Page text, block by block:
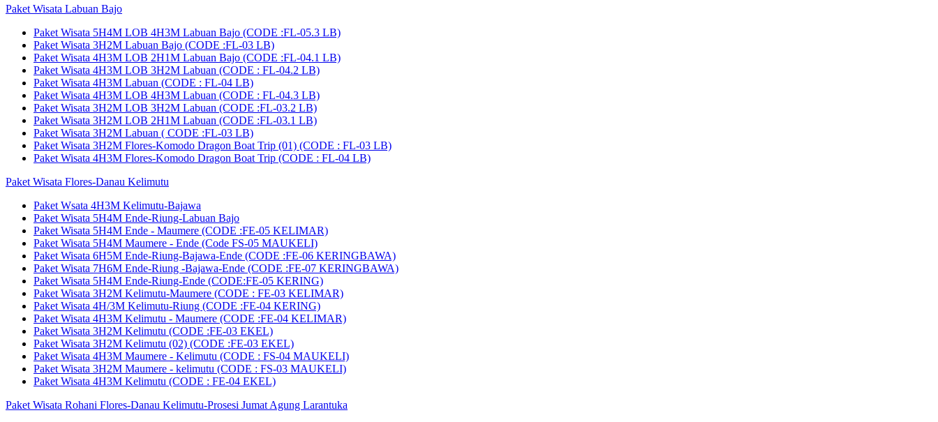
Paket Wisata Labuan Bajo
Paket Wisata 5H4M LOB 4H3M Labuan Bajo (CODE :FL-05.3 LB)
Paket Wisata 3H2M Labuan Bajo (CODE :FL-03 LB)
Paket Wisata 4H3M LOB 2H1M Labuan Bajo (CODE :FL-04.1 LB)
Paket Wisata 4H3M LOB 3H2M Labuan (CODE : FL-04.2 LB)
Paket Wisata 4H3M Labuan (CODE : FL-04 LB)
Paket Wisata 4H3M LOB 4H3M Labuan (CODE : FL-04.3 LB)
Paket Wisata 3H2M LOB 3H2M Labuan (CODE :FL-03.2 LB)
Paket Wisata 3H2M LOB 2H1M Labuan (CODE :FL-03.1 LB)
Paket Wisata 3H2M Labuan ( CODE :FL-03 LB)
Paket Wisata 3H2M Flores-Komodo Dragon Boat Trip (01) (CODE : FL-03 LB)
Paket Wisata 4H3M Flores-Komodo Dragon Boat Trip (CODE : FL-04 LB)
Paket Wisata Flores-Danau Kelimutu
Paket Wsata 4H3M Kelimutu-Bajawa
Paket Wisata 5H4M Ende-Riung-Labuan Bajo
Paket Wisata 5H4M Ende - Maumere (CODE :FE-05 KELIMAR)
Paket Wisata 5H4M Maumere - Ende (Code FS-05 MAUKELI)
Paket Wisata 6H5M Ende-Riung-Bajawa-Ende (CODE :FE-06 KERINGBAWA)
Paket Wisata 7H6M Ende-Riung -Bajawa-Ende (CODE :FE-07 KERINGBAWA)
Paket Wisata 5H4M Ende-Riung-Ende (CODE:FE-05 KERING)
Paket Wisata 3H2M Kelimutu-Maumere (CODE : FE-03 KELIMAR)
Paket Wisata 4H/3M Kelimutu-Riung (CODE :FE-04 KERING)
Paket Wisata 4H3M Kelimutu - Maumere (CODE :FE-04 KELIMAR)
Paket Wisata 3H2M Kelimutu (CODE :FE-03 EKEL)
Paket Wisata 3H2M Kelimutu (02) (CODE :FE-03 EKEL)
Paket Wisata 4H3M Maumere - Kelimutu (CODE : FS-04 MAUKELI)
Paket Wisata 3H2M Maumere - kelimutu (CODE : FS-03 MAUKELI)
Paket Wisata 4H3M Kelimutu (CODE : FE-04 EKEL)
Paket Wisata Rohani Flores-Danau Kelimutu-Prosesi Jumat Agung Larantuka